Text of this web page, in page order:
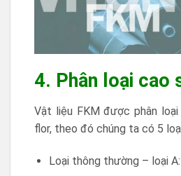
4. Phân loại cao
Vật liệu FKM được phân
flor, theo đó chúng ta có 5
Loại thông thường – loại